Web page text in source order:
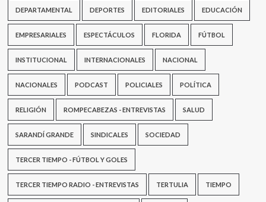
DEPARTAMENTAL DEPORTES EDITORIALES EDUCACIÓN
EMPRESARIALES ESPECTÁCULOS FLORIDA FÚTBOL
INSTITUCIONAL INTERNACIONALES NACIONAL
NACIONALES PODCAST POLICIALES POLÍTICA
RELIGIÓN ROMPECABEZAS - ENTREVISTAS SALUD
SARANDÍ GRANDE SINDICALES SOCIEDAD
TERCER TIEMPO - FÚTBOL Y GOLES
TERCER TIEMPO RADIO - ENTREVISTAS TERTULIA TIEMPO